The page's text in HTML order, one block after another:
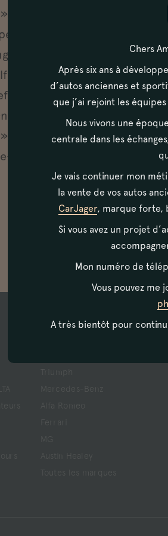
»Accent-Color »
» link_text= »L’équipe »][/
»all »
» column_shadow= »none
»
»
»Accent-Color »
showroom » link_text=
Triumph
Mercedes-Benz
Alfa Romeo
Ferrari
MG
Austin Healey
Toutes les marques
Chers
Après six ans à
d’autos anciennes et
que j’ai rejoint les
Nous vivons une
centrale dans les
Je vais continuer mon
la vente de vos autos
CarJager, marque forte,
Si vous avez un projet
Mon numéro de
Vous pouvez me
A très bientôt pour